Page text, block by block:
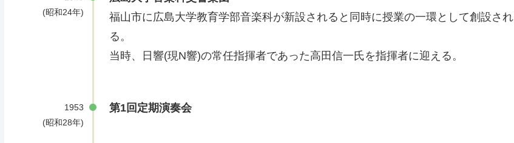
(昭和24年)
福山市に広島大学教育学部音楽科が新設されると同時に授業の一環として創設され
る。
当時、日響(現N響)の常任指揮者であった高田信一氏を指揮者に迎える。
1953
(昭和28年)
第1回定期演奏会